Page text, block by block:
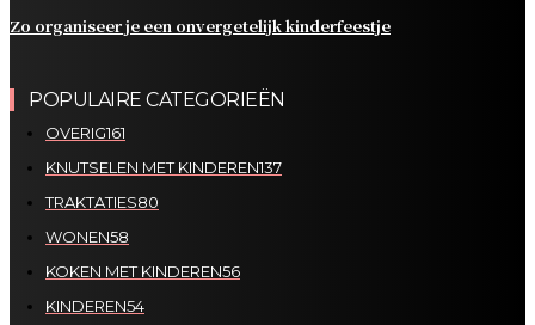
Zo organiseer je een onvergetelijk kinderfeestje
POPULAIRE CATEGORIEËN
OVERIG161
KNUTSELEN MET KINDEREN137
TRAKTATIES80
WONEN58
KOKEN MET KINDEREN56
KINDEREN54